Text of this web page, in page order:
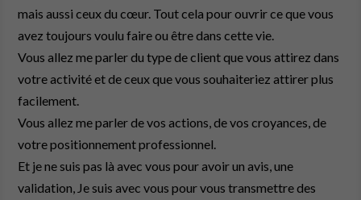
mais aussi ceux du cœur. Tout cela pour ouvrir ce que vous
avez toujours voulu faire ou être dans cette vie.
Vous allez me parler du type de client que vous attirez dans
votre activité et de ceux que vous souhaiteriez attirer plus
facilement.
Vous allez me parler de vos actions, de vos croyances, de
votre positionnement professionnel.
Et je ne suis pas là avec vous pour avoir un avis, une
validation, Je suis avec vous pour vous transmettre des